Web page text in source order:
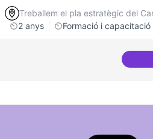
Treballem el pla estratègic del
2 anys
Formació i capacitació